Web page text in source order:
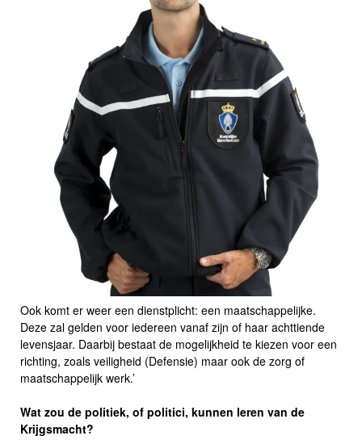
Ook komt er weer een dienstplicht: een maatschappelijke.
Deze zal gelden voor iedereen vanaf zijn of haar achttiende
levensjaar. Daarbij bestaat de mogelijkheid te kiezen voor een
richting, zoals veiligheid (Defensie) maar ook de zorg of
maatschappelijk werk.’
Wat zou de politiek, of politici, kunnen leren van de
Krijgsmacht?